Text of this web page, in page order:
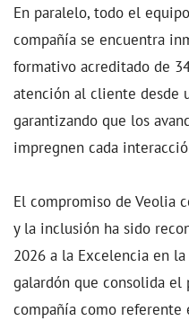
En paralelo, todo el
compañía se encuentra
formativo acreditado de
atención al cliente desde
garantizando que los
impregnen cada
El compromiso de Veolia
y la inclusión ha sido
2026 a la Excelencia en
galardón que consolida
compañía como referente